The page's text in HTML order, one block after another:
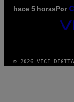
hace 5 horasPor
VICE
MEDIA
© 2026 VICE